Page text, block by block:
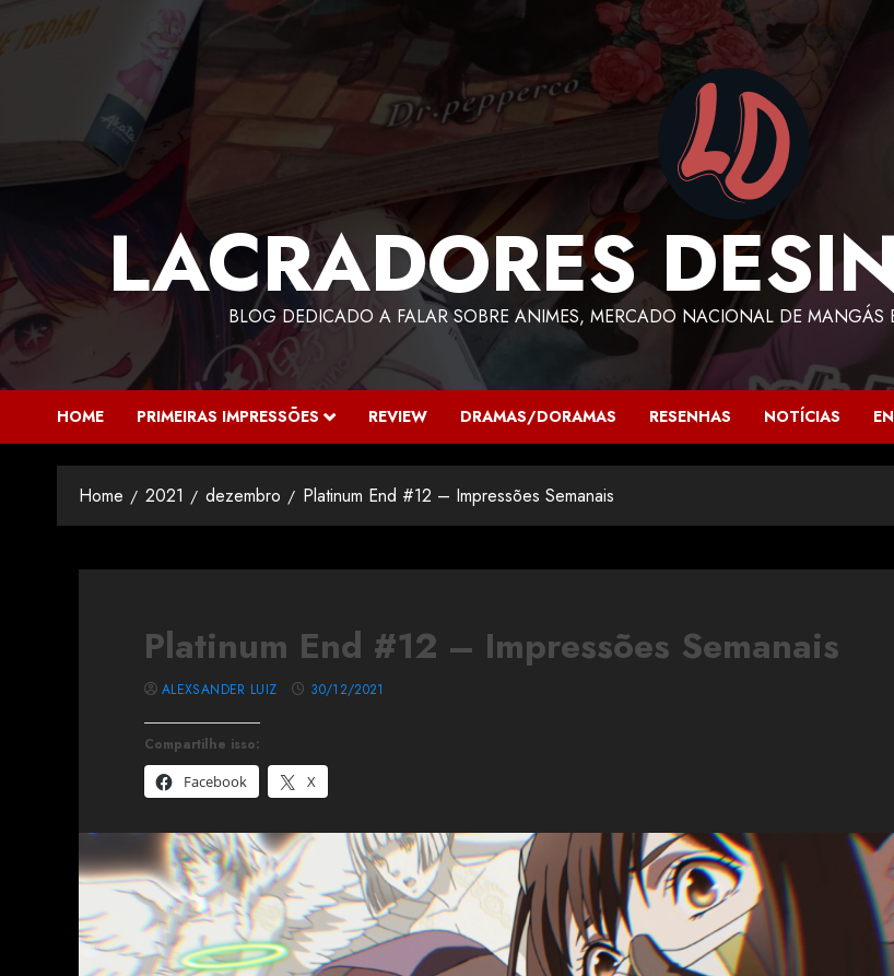
LACRADORES
BLOG DEDICADO A FALAR SOBRE ANIMES, MERCADO NACIONAL DE MANGÁS
HOME PRIMEIRAS IMPRESSÕES REVIEW DRAMAS/DORAMAS RESENHAS NOTÍCIAS
Home 2021 dezembro Platinum End #12 – Impressões Semanais
Platinum End #12 – Impressões Semanais
Compartilhe isso:
Facebook
X
ALEXSANDER LUIZ 30/12/2021